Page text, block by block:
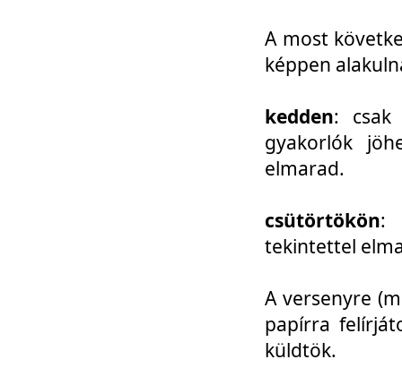
A most
képpen
kedden: csak
gyakorlók
elmarad.
csütörtökön:
tekintettel
A versenyre
papírra
küldtök.